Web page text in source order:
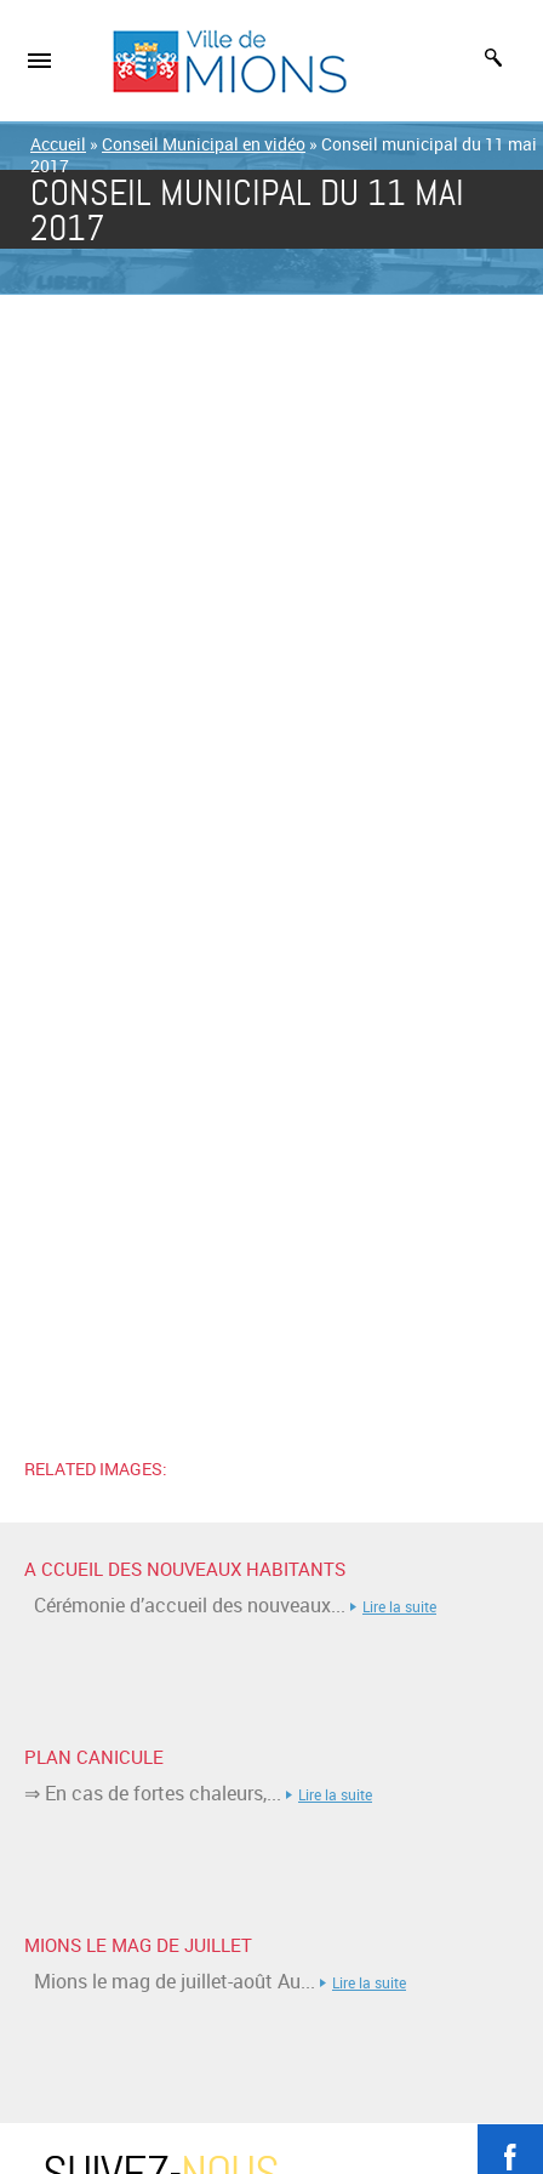
Accueil » Conseil Municipal en vidéo » Conseil municipal du 11 mai
2017
CONSEIL MUNICIPAL DU 11 MAI
2017
RELATED IMAGES:
A CCUEIL DES NOUVEAUX HABITANTS
Cérémonie d’accueil des nouveaux... Lire la suite
PLAN CANICULE
⇒ En cas de fortes chaleurs,... Lire la suite
MIONS LE MAG DE JUILLET
Mions le mag de juillet-août Au... Lire la suite